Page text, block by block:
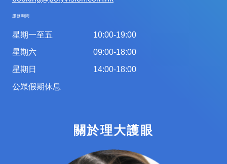
服務時間
星期一至五
星期六
星期日
公眾假期休息
10:00-19:00
09:00-18:00
14:00-18:00
關於理大護眼